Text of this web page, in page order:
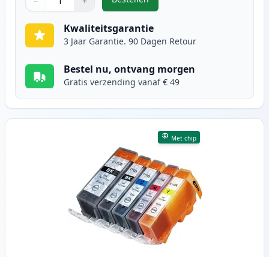
Gebruik de knoppen om aan te passen
1 ,6 stuks Canon PGI-520 & CLI-
Kwaliteitsgarantie
3 Jaar Garantie. 90 Dagen Retour
Bestel nu, ontvang morgen
Gratis verzending vanaf € 49
Met chip